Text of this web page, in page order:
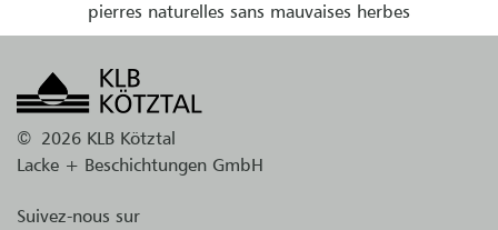
pierres naturelles sans mauvaises herbes
© 2026 KLB Kötztal
Lacke + Beschichtungen GmbH
Suivez-nous sur